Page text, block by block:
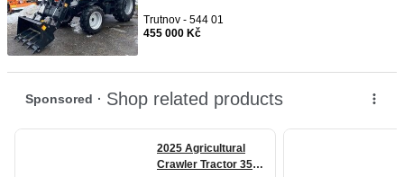
Trutnov - 544 01
455 000 Kč